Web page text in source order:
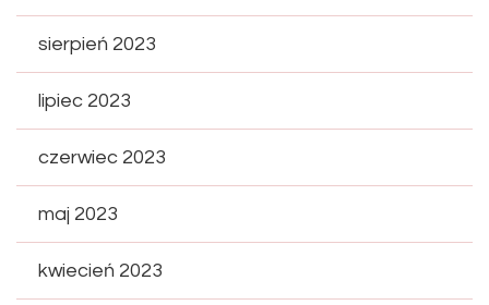
sierpień 2023
lipiec 2023
czerwiec 2023
maj 2023
kwiecień 2023